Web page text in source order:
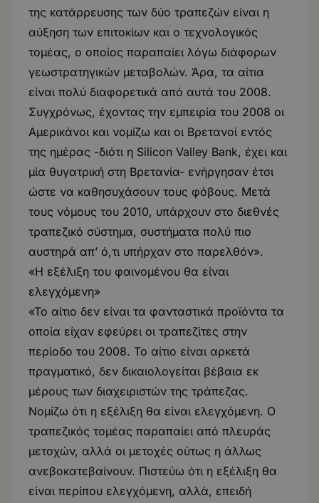
της κατάρρευσης των δύο τραπεζών είναι η
αύξηση των επιτοκίων και ο τεχνολογικός
τομέας, ο οποίος παραπαίει λόγω διάφορων
γεωστρατηγικών μεταβολών. Άρα, τα αίτια
είναι πολύ διαφορετικά από αυτά του 2008.
Συγχρόνως, έχοντας την εμπειρία του 2008 οι
Αμερικάνοι και νομίζω και οι Βρετανοί εντός
της ημέρας -διότι η Silicon Valley Bank, έχει και
μία θυγατρική στη Βρετανία- ενήργησαν έτσι
ώστε να καθησυχάσουν τους φόβους. Μετά
τους νόμους του 2010, υπάρχουν στο διεθνές
τραπεζικό σύστημα, συστήματα πολύ πιο
αυστηρά απ’ ό,τι υπήρχαν στο παρελθόν».
«Η εξέλιξη του φαινομένου θα είναι
ελεγχόμενη»
«Το αίτιο δεν είναι τα φανταστικά προϊόντα τα
οποία είχαν εφεύρει οι τραπεζίτες στην
περίοδο του 2008. Το αίτιο είναι αρκετά
πραγματικό, δεν δικαιολογείται βέβαια εκ
μέρους των διαχειριστών της τράπεζας.
Νομίζω ότι η εξέλιξη θα είναι ελεγχόμενη. Ο
τραπεζικός τομέας παραπαίει από πλευράς
μετοχών, αλλά οι μετοχές ούτως η άλλως
ανεβοκατεβαίνουν. Πιστεύω ότι η εξέλιξη θα
είναι περίπου ελεγχόμενη, αλλά, επειδή